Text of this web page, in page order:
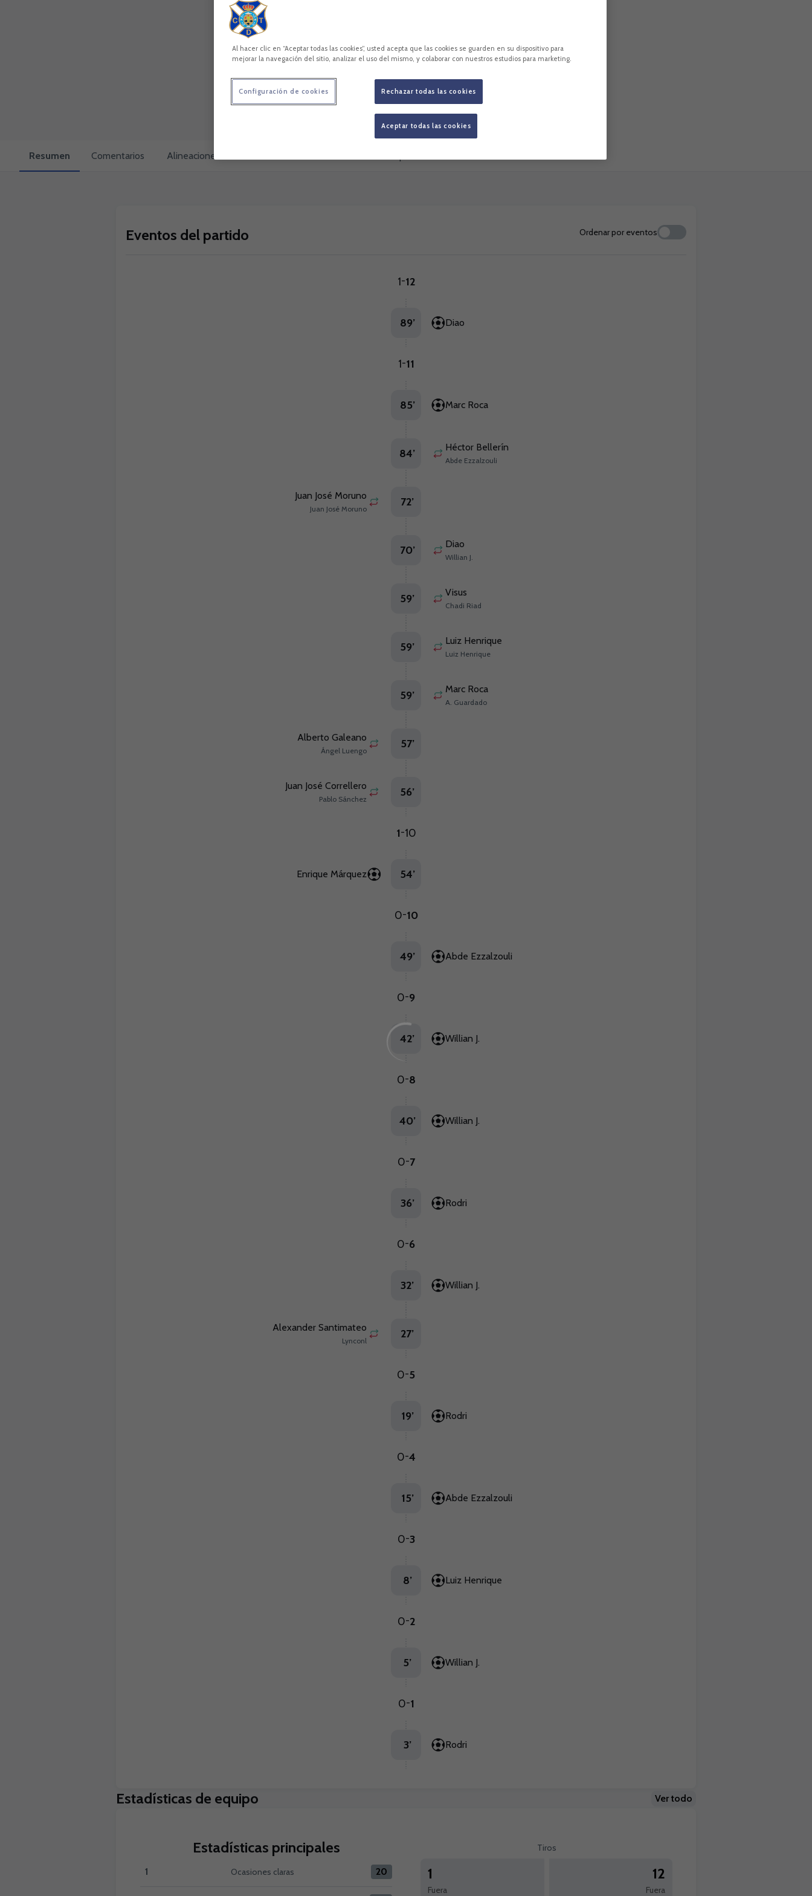
Resumen Comentarios Alineaciones
Eventos del partido Ordenar por eventos
1-12
Diao
89’
1-11
Marc Roca
85’
Héctor Bellerín
Abde Ezzalzouli
84’
Juan José Moruno
Juan José Moruno
72’
Diao
Willian J.
70’
Visus
Chadi Riad
59’
Luiz Henrique
Luiz Henrique
59’
Marc Roca
A. Guardado
59’
Alberto Galeano
Ángel Luengo
57’
Juan José Correllero
Pablo Sánchez
56’
1-10
Enrique Márquez 54’
0-10
Abde Ezzalzouli
49’
0-9
Willian J.
42’
0-8
Willian J.
40’
0-7
Rodri
36’
0-6
Willian J.
32’
Alexander Santimateo
Lynconl
27’
0-5
Rodri
19’
0-4
Abde Ezzalzouli
15’
0-3
Luiz Henrique
8’
0-2
Willian J.
5’
0-1
Rodri
3’
Estadísticas de equipo Ver todo
Estadísticas principales
Ocasiones claras:Hernán Cortés 1 versus Real Betis 20
1 Ocasiones claras 20
Tiros
1
Fuera
12
Fuera
Al hacer clic en “Aceptar todas las cookies”, usted acepta que las cookies se guarden en su dispositivo para
mejorar la navegación del sitio, analizar el uso del mismo, y colaborar con nuestros estudios para marketing.
Rechazar todas las cookies
Aceptar todas las cookies
Configuración de cookies